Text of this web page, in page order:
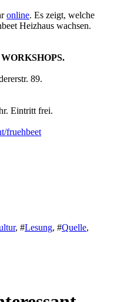
online. Es zeigt, welche
Heizhaus wachsen.
89.
Eintritt frei.
fruehbeet
, #Lesung, #Quelle,